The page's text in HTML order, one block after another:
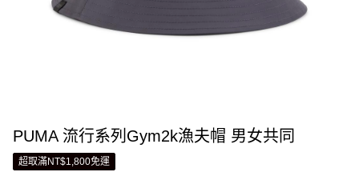
PUMA 流行系列Gym2k漁夫帽 男女共同
超取滿NT$1,800免運